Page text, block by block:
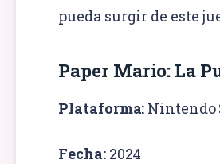
pueda surgir de este
Paper Mario: La
Plataforma: Nintendo
Fecha:2024